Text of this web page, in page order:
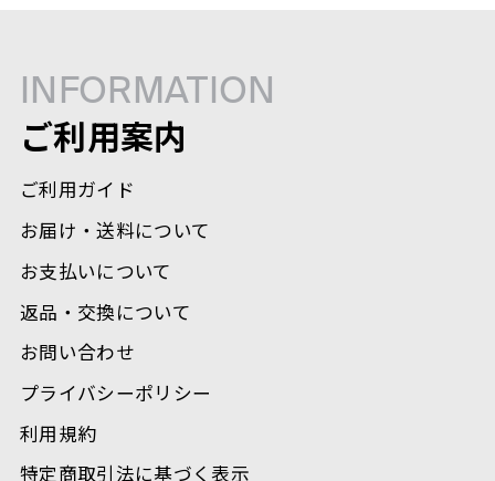
INFORMATION
ご利用案内
ご利用ガイド
お届け・送料について
お支払いについて
返品・交換について
お問い合わせ
プライバシーポリシー
利用規約
特定商取引法に基づく表示